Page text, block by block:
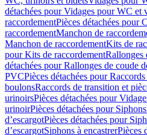
détachées pour Vidages pour WC et
raccordementPièces détachées pour
raccordementManchon de
Manchon de raccordementKits de
pour Kits de raccordementRallonges
détachées pour Rallonges de coude
PVCPièces détachées pour
boulonsRaccords de transition et
urinoirsPièces détachées pour
urinoirPièces détachées pour
d’escargotPièces détachées pour
d’escargotSiphons à encastrerPièces